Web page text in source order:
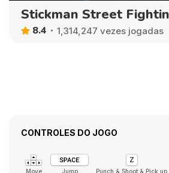
Stickman Street
8.4 1,314,247 vezes jogadas
CONTROLES DO JOGO
Move Jump Punch & Shoot & Pick up